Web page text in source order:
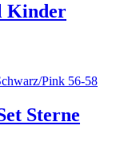
Kinder
Sterne